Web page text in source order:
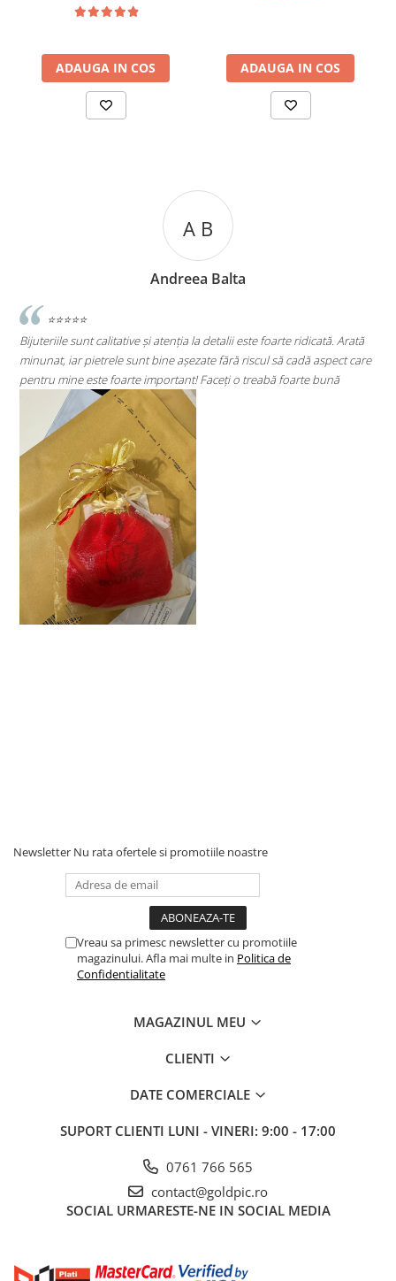
ADAUGA IN COS ADAUGA IN COS
A B
Andreea Balta
⭐⭐⭐⭐⭐
sunt calitative și atenția la detalii este foarte ridicată. Arată
iar pietrele sunt bine așezate fără riscul să cadă aspect care
mine este foarte important! Faceți o treabă foarte bună
Newsletter Nu rata ofertele si promotiile noastre
Vreau sa primesc newsletter cu promotiile
magazinului. Afla mai multe in Politica de
Confidentialitate
MAGAZINUL MEU
CLIENTI
DATE COMERCIALE
SUPORT CLIENTI LUNI - VINERI: 9:00 - 17:00
0761 766 565
contact@goldpic.ro
SOCIAL URMARESTE-NE IN SOCIAL MEDIA